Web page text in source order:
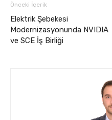
Önceki İçerik
Elektrik Şebekesi
Modernizasyonunda NVIDIA
ve SCE İş Birliği